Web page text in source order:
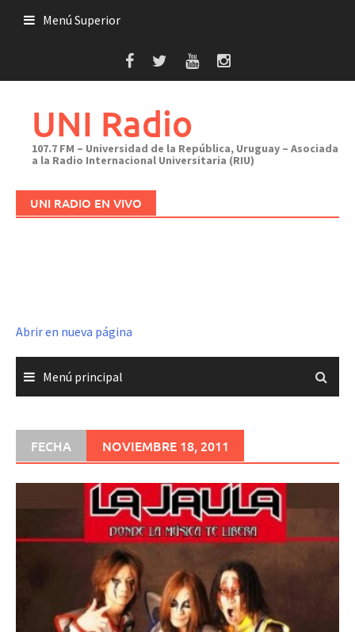
Menú Superior
UNI Radio
107.7 FM – Universidad de la República, Uruguay – Asociada
a la Radio Internacional Universitaria (RIU)
UNI RADIO EN VIVO
Abrir en nueva página
Menú principal
FECHA NOVIEMBRE 18, 2011